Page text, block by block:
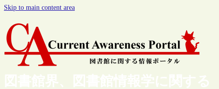
Skip to main content area
図書館界、図書館情報学に関する